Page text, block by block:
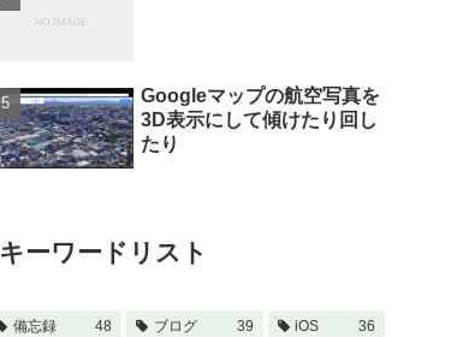
Googleマップの航空写真を
3D表示にして傾けたり回し
たり
キーワードリスト
備忘録 48 ブログ 39 iOS 36